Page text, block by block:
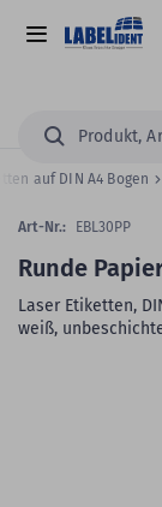
Hauptinhalt
springen
Alle
Suchen...
auf DIN A4 Bogen
Runde
Laser Etiketten,
weiß,
Art-Nr.: EBL30PP